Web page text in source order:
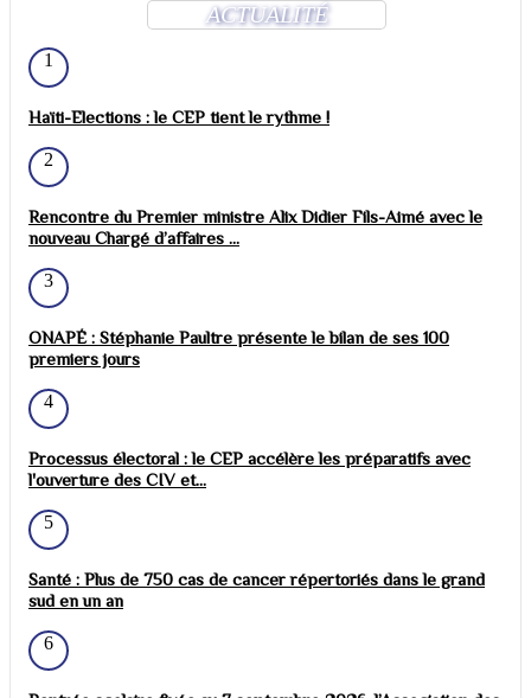
ACTUALITÉ
1
Haïti-Elections : le CEP tient le rythme !
2
Rencontre du Premier ministre Alix Didier Fils-Aimé avec le
nouveau Chargé d’affaires ...
3
ONAPÉ : Stéphanie Paultre présente le bilan de ses 100
premiers jours
4
Processus électoral : le CEP accélère les préparatifs avec
l'ouverture des CIV et...
5
Santé : Plus de 750 cas de cancer répertoriés dans le grand
sud en un an
6